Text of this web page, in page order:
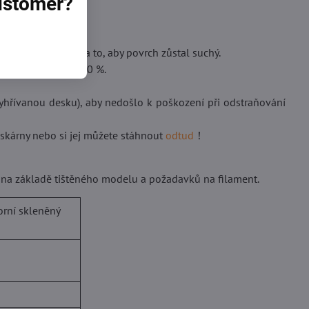
dbejte na to, aby povrch zůstal suchý.
vyšší než 90 %.
desku), aby nedošlo k poškození při odstraňování
nebo si jej můžete stáhnout odtud ！
základě tištěného modelu a požadavků na filament.
skleněný